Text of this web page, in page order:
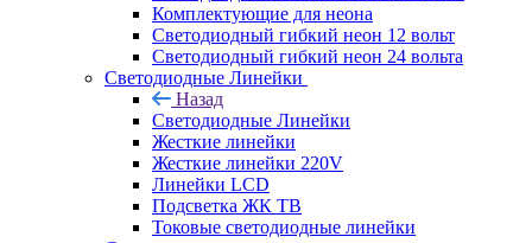
Комплектующие для неона
Светодиодный гибкий неон 12 вольт
Светодиодный гибкий неон 24 вольта
Светодиодные Линейки
Назад
Светодиодные Линейки
Жесткие линейки
Жесткие линейки 220V
Линейки LCD
Подсветка ЖК ТВ
Токовые светодиодные линейки